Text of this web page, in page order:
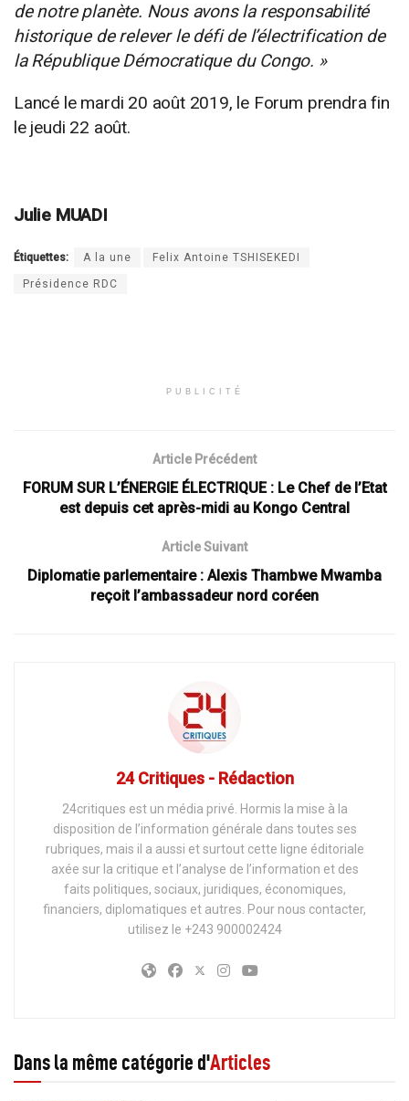
de notre planète. Nous avons la responsabilité
historique de relever le défi de l’électrification de
la République Démocratique du Congo. »
Lancé le mardi 20 août 2019, le Forum prendra fin
le jeudi 22 août.
Julie MUADI
Étiquettes: A la une Felix Antoine TSHISEKEDI
Présidence RDC
PUBLICITÉ
Article Précédent
FORUM SUR L’ÉNERGIE ÉLECTRIQUE : Le Chef de l’Etat
est depuis cet après-midi au Kongo Central
Article Suivant
Diplomatie parlementaire : Alexis Thambwe Mwamba
reçoit l’ambassadeur nord coréen
24 Critiques - Rédaction
24critiques est un média privé. Hormis la mise à la
disposition de l’information générale dans toutes ses
rubriques, mais il a aussi et surtout cette ligne éditoriale
axée sur la critique et l’analyse de l’information et des
faits politiques, sociaux, juridiques, économiques,
financiers, diplomatiques et autres. Pour nous contacter,
utilisez le +243 900002424
Dans la même catégorie d'Articles